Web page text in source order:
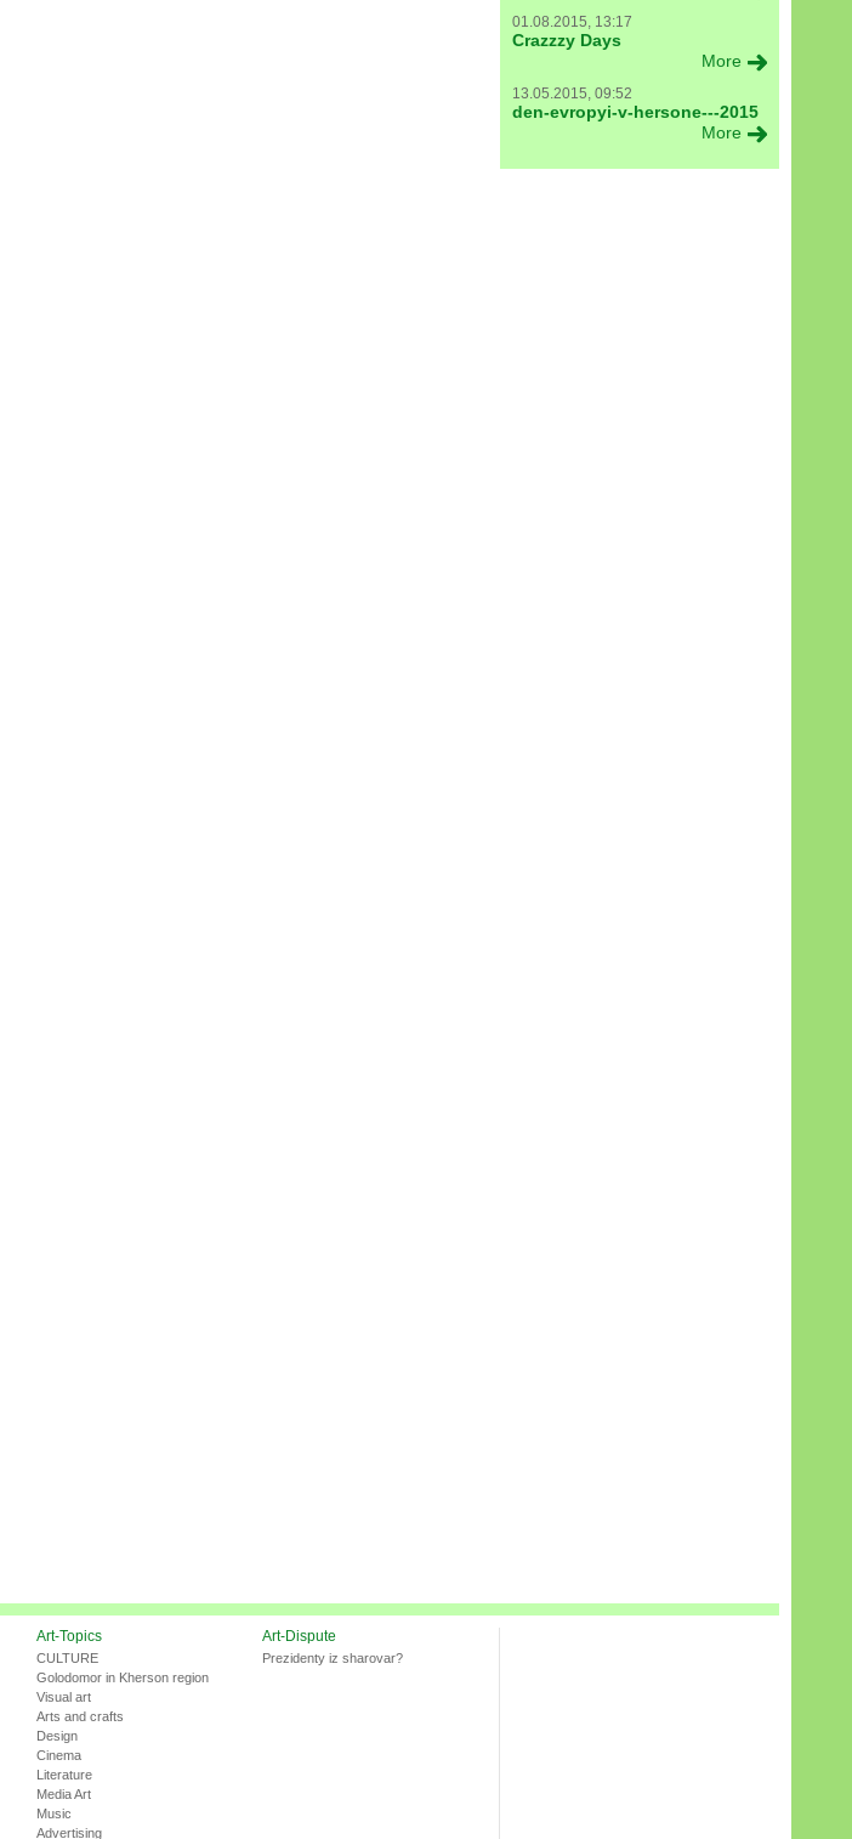
01.08.2015, 13:17
Crazzzy Days
More
13.05.2015, 09:52
den-evropyi-v-hersone---2015
More
Art-Topics
CULTURE
Golodomor in Kherson region
Visual art
Arts and crafts
Design
Cinema
Literature
Media Art
Music
Advertising
Art-Dispute
Prezidenty iz sharovar?